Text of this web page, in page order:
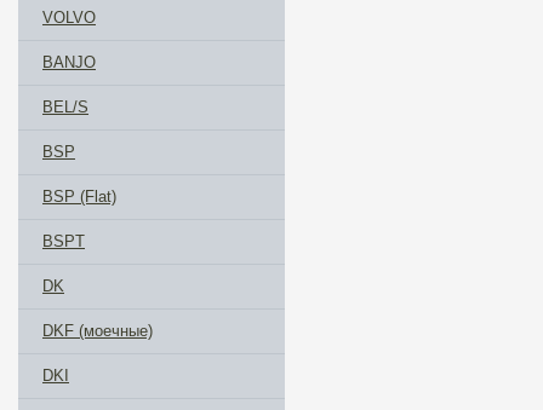
VOLVO
BANJO
BEL/S
BSP
BSP (Flat)
BSPT
DK
DKF (моечные)
DKI